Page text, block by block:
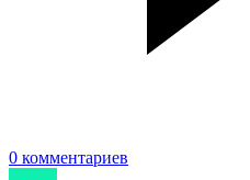
0 комментариев